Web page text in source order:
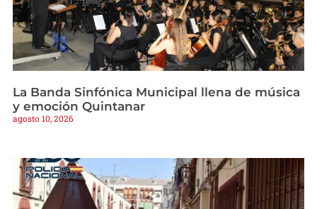
La Banda Sinfónica Municipal llena de música
y emoción Quintanar
agosto 10, 2026